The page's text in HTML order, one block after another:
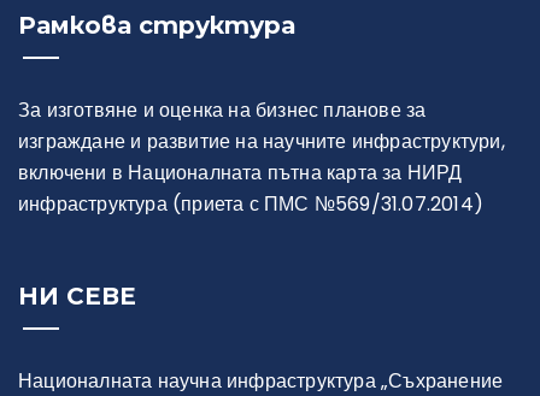
Статии
Проекти
Рамкова структура
За изготвяне и оценка на бизнес планове за
изграждане и развитие на научните инфраструктури,
включени в Националната пътна карта за НИРД
инфраструктура (приета с ПМС №569/31.07.2014)
НИ СЕВЕ
Националната научна инфраструктура „Съхранение